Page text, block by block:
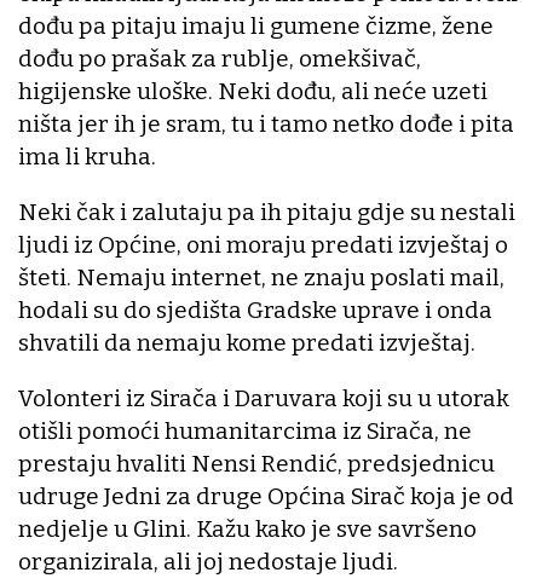
dođu pa pitaju imaju li gumene čizme, žene
dođu po prašak za rublje, omekšivač,
higijenske uloške. Neki dođu, ali neće uzeti
ništa jer ih je sram, tu i tamo netko dođe i pita
ima li kruha.
Neki čak i zalutaju pa ih pitaju gdje su nestali
ljudi iz Općine, oni moraju predati izvještaj o
šteti. Nemaju internet, ne znaju poslati mail,
hodali su do sjedišta Gradske uprave i onda
shvatili da nemaju kome predati izvještaj.
Volonteri iz Sirača i Daruvara koji su u utorak
otišli pomoći humanitarcima iz Sirača, ne
prestaju hvaliti Nensi Rendić, predsjednicu
udruge Jedni za druge Općina Sirač koja je od
nedjelje u Glini. Kažu kako je sve savršeno
organizirala, ali joj nedostaje ljudi.